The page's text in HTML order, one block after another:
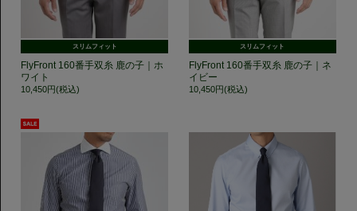
スリムフィット
FlyFront 160番手双糸 鹿の子｜ホ
ワイト
10,450円(税込)
スリムフィット
FlyFront 160番手双糸 鹿の子｜ネ
イビー
10,450円(税込)